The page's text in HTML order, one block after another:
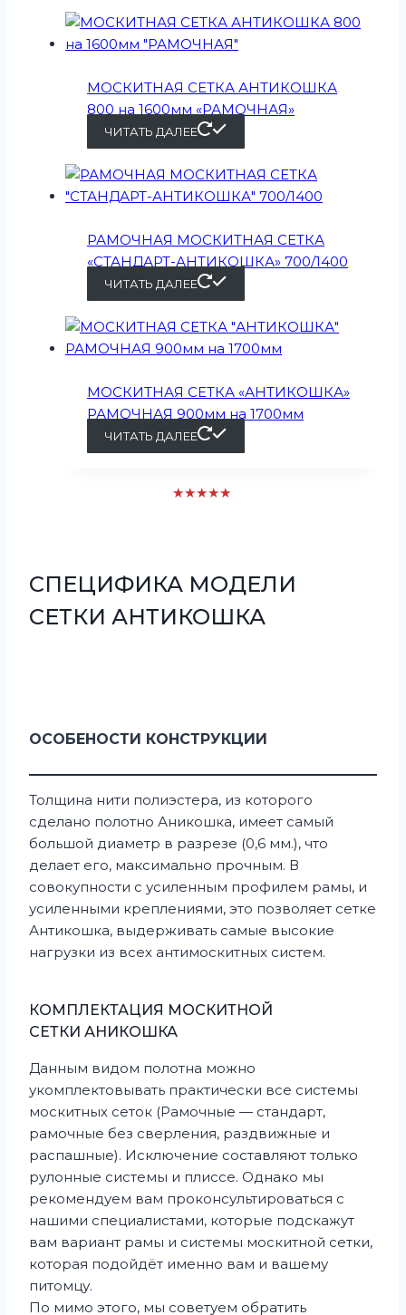
МОСКИТНАЯ СЕТКА АНТИКОШКА
800 на 1600мм «РАМОЧНАЯ»
ЧИТАТЬ ДАЛЕЕ
РАМОЧНАЯ МОСКИТНАЯ СЕТКА
«СТАНДАРТ-АНТИКОШКА» 700/1400
ЧИТАТЬ ДАЛЕЕ
МОСКИТНАЯ СЕТКА «АНТИКОШКА»
РАМОЧНАЯ 900мм на 1700мм
ЧИТАТЬ ДАЛЕЕ
★★★★★
СПЕЦИФИКА МОДЕЛИ
СЕТКИ АНТИКОШКА
ОСОБЕНОСТИ КОНСТРУКЦИИ
Толщина нити полиэстера, из которого
сделано полотно Аникошка, имеет самый
большой диаметр в разрезе (0,6 мм.), что
делает его, максимально прочным. В
совокупности с усиленным профилем рамы, и
усиленными креплениями, это позволяет сетке
Антикошка, выдерживать самые высокие
нагрузки из всех антимоскитных систем.
КОМПЛЕКТАЦИЯ МОСКИТНОЙ
СЕТКИ АНИКОШКА
Данным видом полотна можно
укомплектовывать практически все системы
москитных сеток (Рамочные — стандарт,
рамочные без сверления, раздвижные и
распашные). Исключение составляют только
рулонные системы и плиссе. Однако мы
рекомендуем вам проконсультироваться с
нашими специалистами, которые подскажут
вам вариант рамы и системы москитной сетки,
которая подойдёт именно вам и вашему
питомцу.
По мимо этого, мы советуем обратить